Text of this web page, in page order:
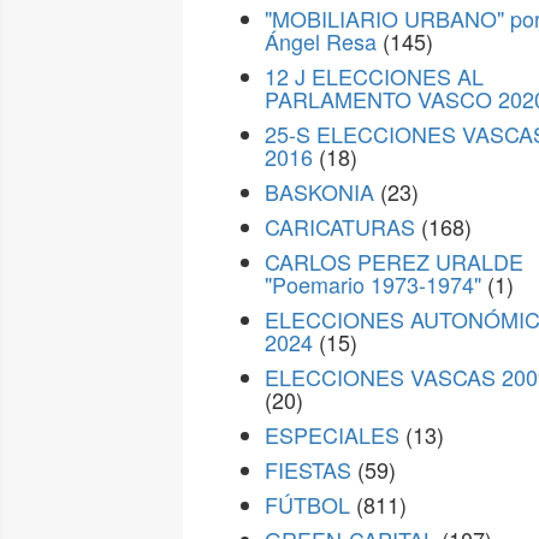
"MOBILIARIO URBANO"
Ángel Resa (145)
12 J ELECCIONES AL
PARLAMENTO VASCO
25-S ELECCIONES
2016 (18)
BASKONIA (23)
CARICATURAS (168)
CARLOS PEREZ URALDE
"Poemario 1973-1974" (1)
ELECCIONES
2024 (15)
ELECCIONES VASCAS
(20)
ESPECIALES (13)
FIESTAS (59)
FÚTBOL (811)